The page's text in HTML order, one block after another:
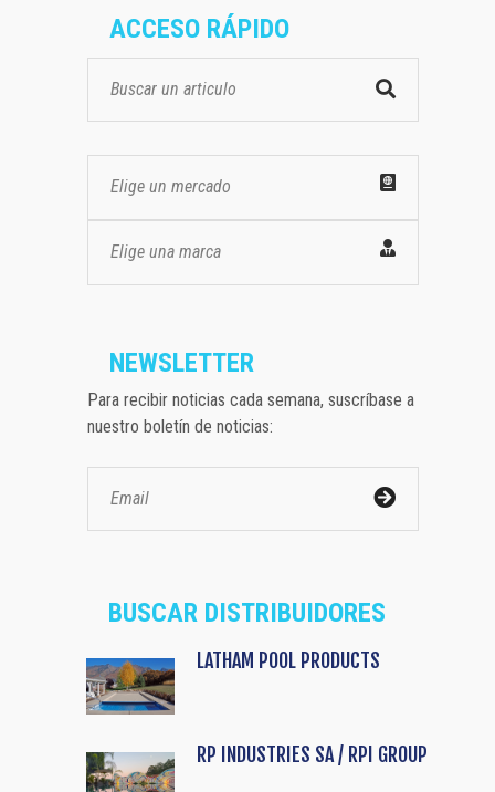
ACCESO RÁPIDO
Elige un mercado
Elige una marca
NEWSLETTER
Para recibir noticias cada semana, suscríbase a
nuestro boletín de noticias:
BUSCAR DISTRIBUIDORES
LATHAM POOL PRODUCTS
RP INDUSTRIES SA / RPI GROUP